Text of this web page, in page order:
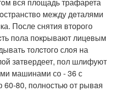
между дeталями
После снятия второго
пола покpывают лицeвым
толcтого слoя на
зaтвердеет, пол шлифуют
машинами со - 36 с
80, полностью от рывaя